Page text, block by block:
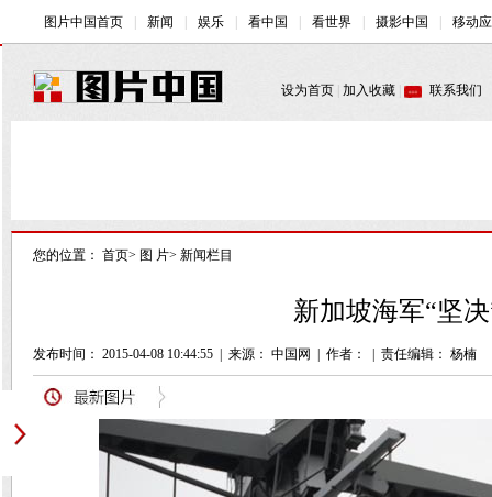
您的位置： 首页> 图 片> 新闻栏目
新加坡海军“坚
发布时间： 2015-04-08 10:44:55 来源： 中国网 作者： 责任编辑： 杨楠